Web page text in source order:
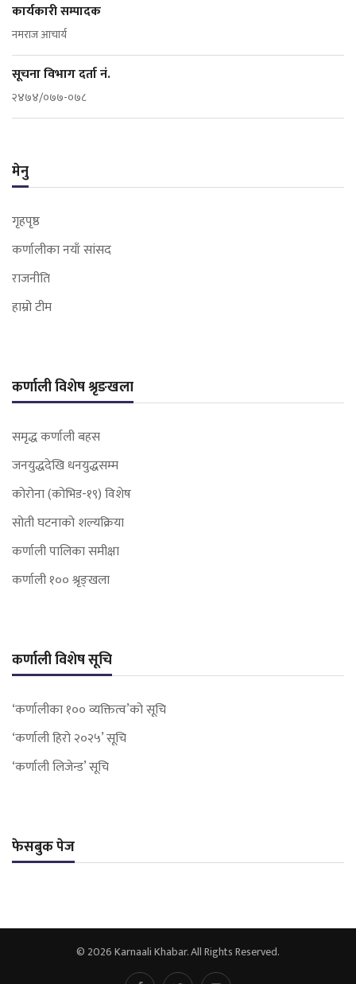
कार्यकारी सम्पादक
नमराज आचार्य
सूचना विभाग दर्ता नं.
२४७४/०७७-०७८
मेनु
गृहपृष्ठ
कर्णालीका नयाँ सांसद
राजनीति
हाम्रो टीम
कर्णाली विशेष श्रृङखला
समृद्ध कर्णाली बहस
जनयुद्धदेखि धनयुद्धसम्म
कोरोना (कोभिड-१९) विशेष
सोती घटनाको शल्यक्रिया
कर्णाली पालिका समीक्षा
कर्णाली १०० श्रृङ्खला
कर्णाली विशेष सूचि
‘कर्णालीका १०० व्यक्तित्व’को सूचि
‘कर्णाली हिरो २०२५’ सूचि
‘कर्णाली लिजेन्ड’ सूचि
फेसबुक पेज
© 2026 Karnaali Khabar. All Rights Reserved.